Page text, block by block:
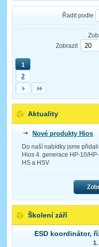
Řadit podle
Zobrazit
1
2
Aktuality
Nové produkty Hios
Do naší nabídky jsme
Hios 4. generace HP-10/
HS a HSV.
Školení září
ESD koordinátor,